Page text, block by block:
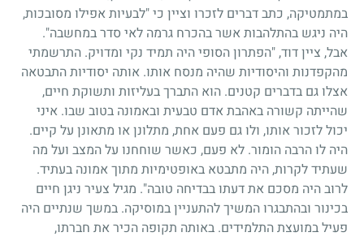
במתמטיקה, כתב דברים לזכרו וציין כי "לבעיות אפילו מסובכות,
היה ניגש בהתלהבות אשר בהכרח גרמה לאי סדר במחשבה".
אבל, ציין דוד, "הפתרון הסופי היה תמיד נקי ומדויק. התרשמתי
מהקפדנות והיסודיות שהיה מנסח אותו. אותה יסודיות התבטאה
אצלו גם בדברים קטנים. הוא התברך בעליזות ותשוקת חיים,
שהייתה קשורה באהבת אדם טבעית ובאמונה בטוב שבו. איני
יכול לזכור אותו, ולו גם פעם אחת, מתלונן או מתאונן על קיים.
היה לו הרבה הומור. לא פעם, כאשר שוחחנו על המצב ועל מה
שעתיד לקרות, היה מתבטא באופטימיות מתוך אמונה בעתיד.
לרוב היה מסכם את דעתו בבדיחה טובה". מגיל צעיר ניגן חיים
בכינור ובהתבגרו המשיך להתעניין במוסיקה. במשך שנתיים היה
פעיל במועצת התלמידים. באותה תקופה הכיר את חברתו,